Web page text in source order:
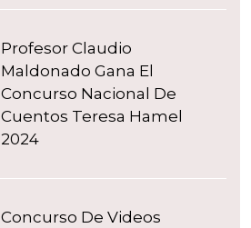
Profesor Claudio
Maldonado Gana El
Concurso Nacional De
Cuentos Teresa Hamel
2024
Concurso De Videos